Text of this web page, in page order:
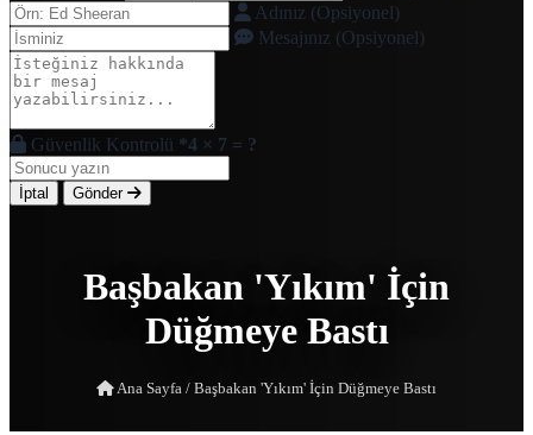
Adınız (Opsiyonel)
Mesajınız (Opsiyonel)
Güvenlik Kontrolü *4 × 7 = ?
İptal Gönder
Başbakan 'Yıkım' İçin
Düğmeye Bastı
Ana Sayfa / Başbakan 'Yıkım' İçin Düğmeye Bastı